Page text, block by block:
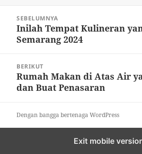
SEBELUMNYA
Pos
sebelumnya:
Inilah Tempat Kulineran
Semarang 2024
BERIKUT
Pos
berikutnya:
Rumah Makan di Atas Air
dan Buat Penasaran
Dengan bangga bertenaga WordPress
Exit mobile